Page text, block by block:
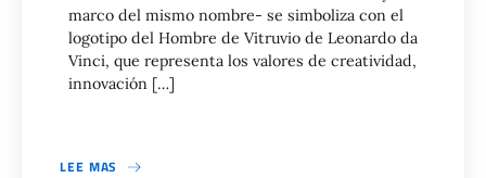
marco del mismo nombre- se simboliza con el
logotipo del Hombre de Vitruvio de Leonardo da
Vinci, que representa los valores de creatividad,
innovación […]
LEE MAS